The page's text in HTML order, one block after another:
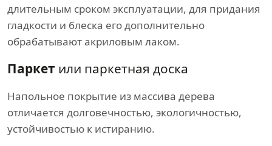
длительным сроком эксплуатации, для придания
гладкости и блеска его дополнительно
обрабатывают акриловым лаком.
Паркет или паркетная доска
Напольное покрытие из массива дерева
отличается долговечностью, экологичностью,
устойчивостью к истиранию.